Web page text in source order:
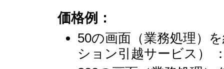
価格例：
50の画面（業務処理）
ション引越サービス）